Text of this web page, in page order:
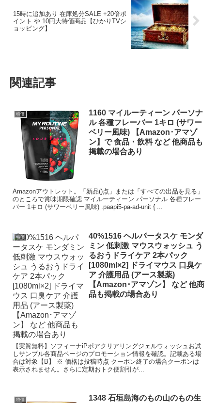
15時に追加あり 在庫処分SALE +20倍ポ
イント や 10円大特価商品【ひかりTVシ
ョッピング】
関連記事
特価
1160 マイルーティーン パーソナ
ル 各種フレーバー 1キロ (サワー
ベリー風味) 【Amazon･アマゾ
ン】で 食品・飲料 など 他商品も
掲載の場合あり
Amazonアウトレット。「新品()点」または「すべての出品を見る」
のところで賞味期限確認 マイルーティーン パーソナル 各種フレー
バー 1キロ (サワーベリー風味) .paapi5-pa-ad-unit { ...
特価
40%1516 ヘルパータスケ モンダ
ミン 低刺激 マウスウォッシュ う
るおうドライケア 2本パック
[1080ml×2] ドライマウス 口臭ケ
ア 介護用品 (アース製薬)
【Amazon･アマゾン】 など 他商
品も掲載の場合あり
【実質無料】ソフィーナiPポアクリアリングジェルウォッシュお試
しサンプル各商品ページのプロモーション情報を確認。記載ある場
合は対象【B】 ※ 価格は投稿時点 クーポン終了の場合クーポンは
表示されません。さらに定期おトク便割引が...
特価
1348 石垣島海のもの山のもの生